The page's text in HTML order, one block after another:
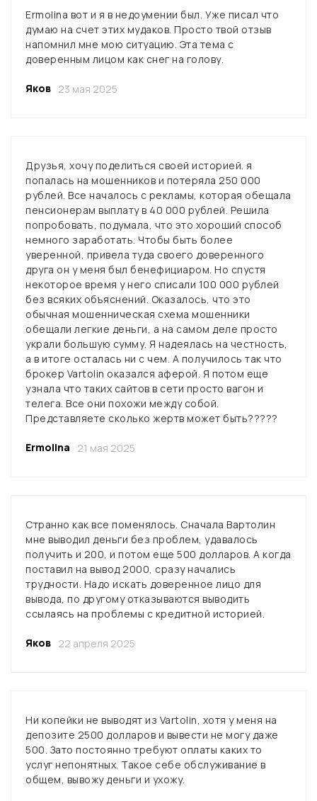
Ermolinа вот и я в недоумении был. Уже писал что
думаю на счет этих мудаков. Просто твой отзыв
напомнил мне мою ситуацию. Эта тема с
доверенным лицом как снег на голову.
Яков 23 мая 2025
Друзья, хочу поделиться своей историей. я
попалась на мошенников и потеряла 250 000
рублей. Все началось с рекламы, которая обещала
пенсионерам выплату в 40 000 рублей. Решила
попробовать, подумала, что это хороший способ
немного заработать. Чтобы быть более
уверенной, привела туда своего доверенного
друга он у меня был бенефициаром. Но спустя
некоторое время у него списали 100 000 рублей
без всяких объяснений. Оказалось, что это
обычная мошенническая схема мошенники
обещали легкие деньги, а на самом деле просто
украли большую сумму. Я надеялась на честность,
а в итоге осталась ни с чем. А получилось так что
брокер Vartolin оказался аферой. Я потом еще
узнала что таких сайтов в сети просто вагон и
телега. Все они похожи между собой.
Представляете сколько жертв может быть?????
Ermolinа 21 мая 2025
Странно как все поменялось. Сначала Вартолин
мне выводил деньги без проблем, удавалось
получить и 200, и потом еще 500 долларов. А когда
поставил на вывод 2000, сразу начались
трудности. Надо искать доверенное лицо для
вывода, по другому отказываются выводить
ссылаясь на проблемы с кредитной историей.
Яков 22 апреля 2025
Ни копейки не выводят из Vartolin, хотя у меня на
депозите 2500 долларов и вывести не могу даже
500. Зато постоянно требуют оплаты каких то
услуг непонятных. Такое себе обслуживание в
общем, вывожу деньги и ухожу.